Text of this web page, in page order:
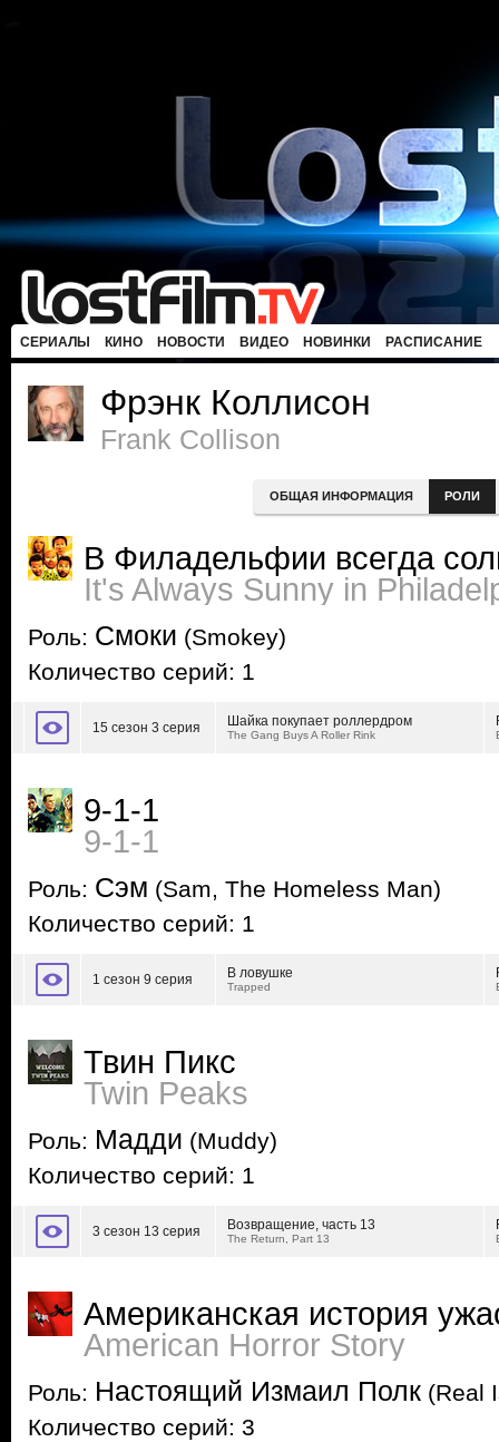
СЕРИАЛЫ КИНО НОВОСТИ ВИДЕО НОВИНКИ РАСПИСАНИЕ
Фрэнк Коллисон
Frank Collison
ОБЩАЯ ИНФОРМАЦИЯ РОЛИ
В Филадельфии всегда
It's Always Sunny in
Роль: Смоки (Smokey)
Количество серий: 1
15 сезон 3 серия Шайка покупает роллердром
The Gang Buys A Roller Rink
9-1-1
9-1-1
Роль: Сэм (Sam, The Homeless Man)
Количество серий: 1
1 сезон 9 серия В ловушке
Trapped
Твин Пикс
Twin Peaks
Роль: Мадди (Muddy)
Количество серий: 1
3 сезон 13 серия Возвращение, часть 13
The Return, Part 13
Американская история
American Horror Story
Роль: Настоящий Измаил Полк (Real
Количество серий: 3